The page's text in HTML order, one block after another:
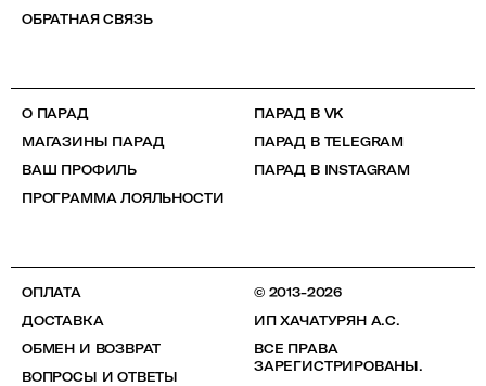
ОБРАТНАЯ СВЯЗЬ
О ПАРАД
МАГАЗИНЫ ПАРАД
ВАШ ПРОФИЛЬ
ПРОГРАММА ЛОЯЛЬНОСТИ
ПАРАД В VK
ПАРАД В TELEGRAM
ПАРАД В INSTAGRAM
ОПЛАТА
ДОСТАВКА
ОБМЕН И ВОЗВРАТ
ВОПРОСЫ И ОТВЕТЫ
© 2013-2026
ИП ХАЧАТУРЯН А.С.
ВСЕ ПРАВА
ЗАРЕГИСТРИРОВАНЫ.